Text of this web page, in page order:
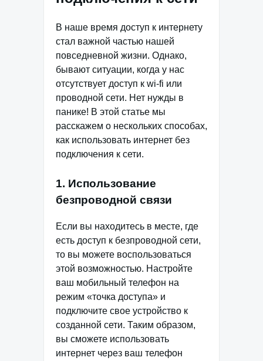
В наше время доступ к интернету
стал важной частью нашей
повседневной жизни. Однако,
бывают ситуации, когда у нас
отсутствует доступ к wi-fi или
проводной сети. Нет нужды в
панике! В этой статье мы
расскажем о нескольких способах,
как использовать интернет без
подключения к сети.
1. Использование
безпроводной связи
Если вы находитесь в месте, где
есть доступ к безпроводной сети,
то вы можете воспользоваться
этой возможностью. Настройте
ваш мобильный телефон на
режим «точка доступа» и
подключите свое устройство к
созданной сети. Таким образом,
вы сможете использовать
интернет через ваш телефон